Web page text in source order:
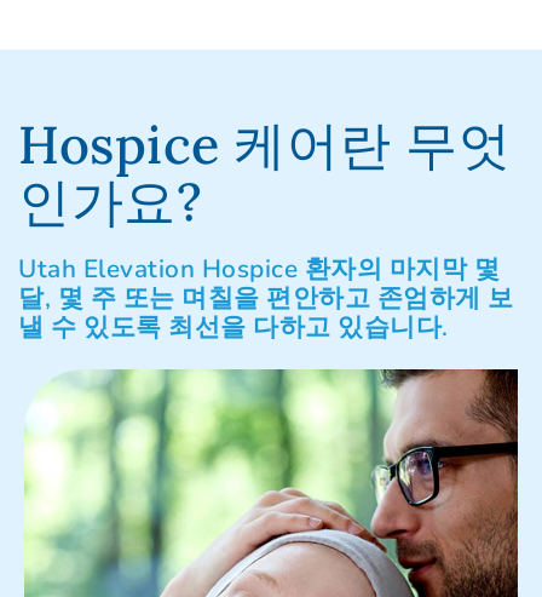
Hospice 케어란 무엇
인가요?
Utah Elevation Hospice 환자의 마지막 몇
달, 몇 주 또는 며칠을 편안하고 존엄하게 보
낼 수 있도록 최선을 다하고 있습니다.